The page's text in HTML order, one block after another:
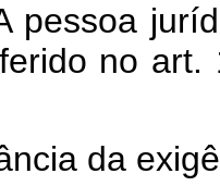
no
da